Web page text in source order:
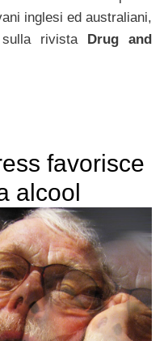
inglesi ed australiani,
sulla rivista
Drug and
favorisce
alcool